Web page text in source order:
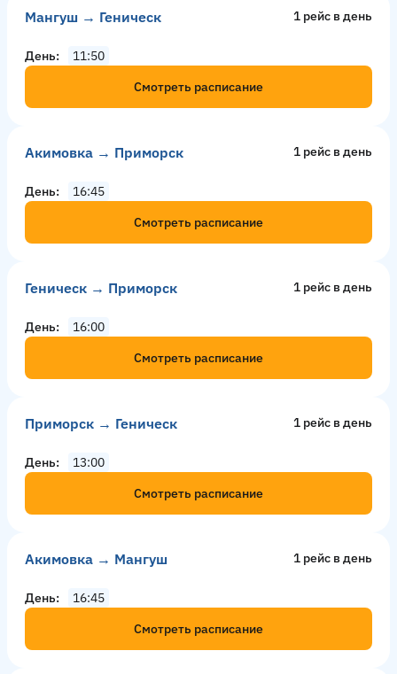
Мангуш → Геническ 1 рейс в день
День
11:50
Смотреть расписание
Акимовка → Приморск 1 рейс в день
День
16:45
Смотреть расписание
Геническ → Приморск 1 рейс в день
День
16:00
Смотреть расписание
Приморск → Геническ 1 рейс в день
День
13:00
Смотреть расписание
Акимовка → Мангуш 1 рейс в день
День
16:45
Смотреть расписание